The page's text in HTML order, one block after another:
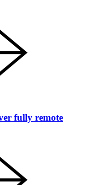
fully remote